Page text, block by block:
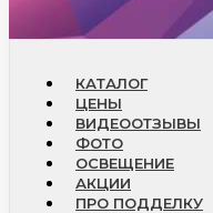
КАТАЛОГ
ЦЕНЫ
ВИДЕООТЗЫВЫ
ФОТО
ОСВЕЩЕНИЕ
АКЦИИ
ПРО ПОДДЕЛКУ